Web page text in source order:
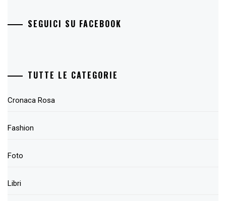
SEGUICI SU FACEBOOK
TUTTE LE CATEGORIE
Cronaca Rosa
Fashion
Foto
Libri